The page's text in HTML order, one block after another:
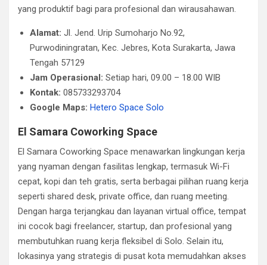
yang produktif bagi para profesional dan wirausahawan.
Alamat: Jl. Jend. Urip Sumoharjo No.92,
Purwodiningratan, Kec. Jebres, Kota Surakarta, Jawa
Tengah 57129
Jam Operasional: Setiap hari, 09.00 – 18.00 WIB
Kontak: 085733293704
Google Maps: Hetero Space Solo
El Samara Coworking Space
El Samara Coworking Space menawarkan lingkungan kerja
yang nyaman dengan fasilitas lengkap, termasuk Wi-Fi
cepat, kopi dan teh gratis, serta berbagai pilihan ruang kerja
seperti shared desk, private office, dan ruang meeting.
Dengan harga terjangkau dan layanan virtual office, tempat
ini cocok bagi freelancer, startup, dan profesional yang
membutuhkan ruang kerja fleksibel di Solo. Selain itu,
lokasinya yang strategis di pusat kota memudahkan akses